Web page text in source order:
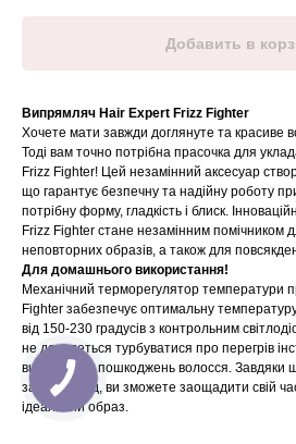
Добавить в
Випрямляч Hair Expert Frizz Fighter
Хочете мати завжди доглянуте та красиве
Тоді вам точно потрібна прасочка для
Frizz Fighter! Цей незамінний аксесуар
що гарантує безпечну та надійну роботу
потрібну форму, гладкість і блиск.
Frizz Fighter стане незамінним помічником
неповторних образів, а також для
Для домашнього використання!
Механічний терморегулятор температури
Fighter забезпечує оптимальну
від 150-230 градусів з контрольним
не доведеться турбуватися про перегрів
виникнення пошкоджень волосся. Завдяки
за 30 секунд, ви зможете заощадити свій
ідеальний образ.